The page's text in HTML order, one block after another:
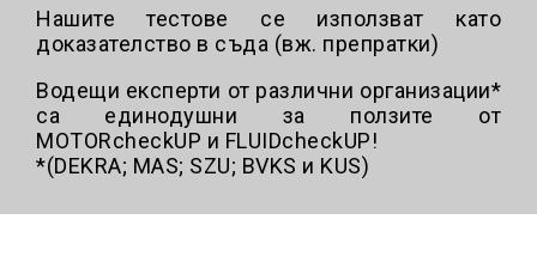
Нашите тестове се използват като
доказателство в съда (вж. препратки)
Водещи експерти от различни организации*
са единодушни за ползите от
MOTORcheckUP и FLUIDcheckUP!
*(DEKRA; MAS; SZU; BVKS и KUS)